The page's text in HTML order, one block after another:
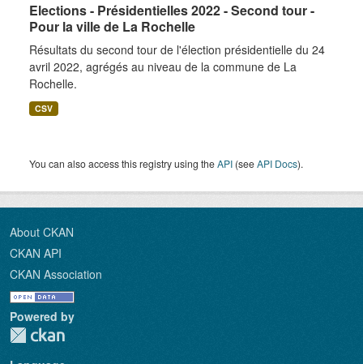
Elections - Présidentielles 2022 - Second tour -
Pour la ville de La Rochelle
Résultats du second tour de l'élection présidentielle du 24
avril 2022, agrégés au niveau de la commune de La
Rochelle.
CSV
You can also access this registry using theAPI (seeAPI Docs).
About CKAN
CKAN API
CKAN Association
Powered by